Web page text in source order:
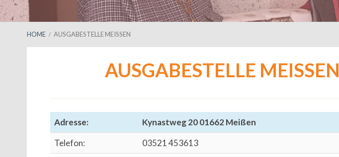
BREADCRUMBS
HOME AUSGABESTELLE MEISSEN
AUSGABESTELLE MEISSEN
Adresse:
Kynastweg 20 01662 Meißen
Telefon:
03521 453613